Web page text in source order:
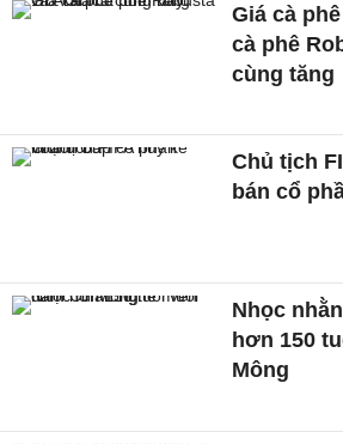
Giá cà
cà phê
cùng tăng
Chủ tịch
bán cổ
Nhọc
hơn 150
Mông